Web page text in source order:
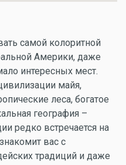
самой колоритной
Америки, даже
интересных мест.
майя,
леса, богатое
география –
редко встречается на
вас с
традиций и даже